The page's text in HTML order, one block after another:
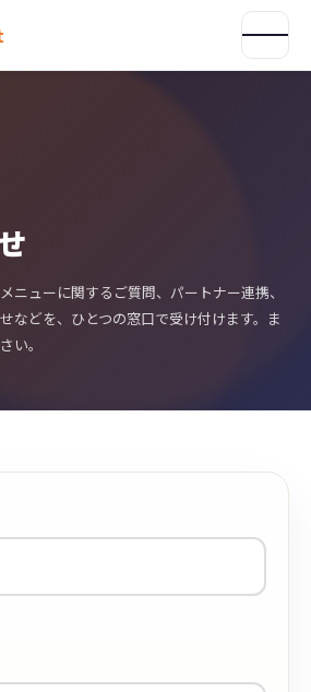
ニューに関するご質問、パートナー連携、
などを、ひとつの窓口で受け付けます。ま
い。